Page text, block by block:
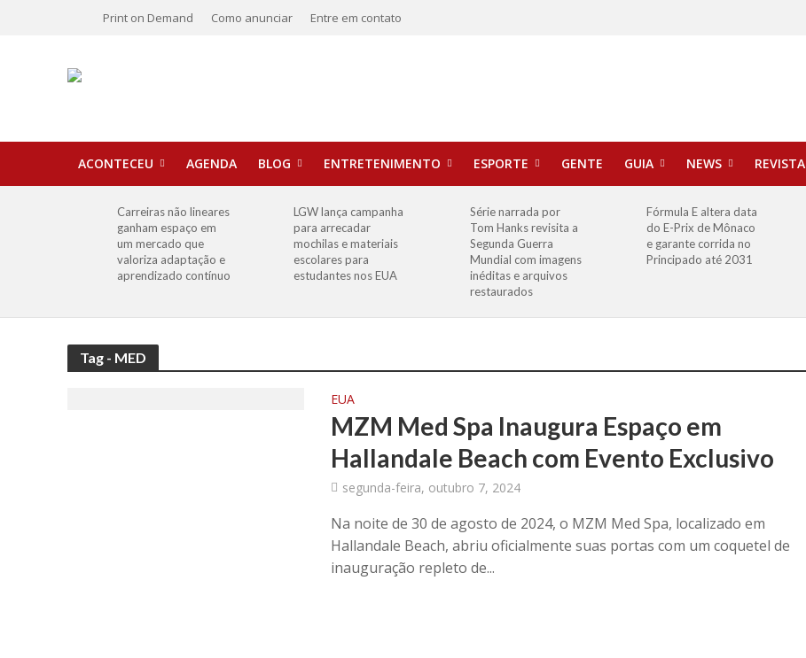
Print on Demand Como anunciar Entre em contato
ACONTECEU AGENDA BLOG ENTRETENIMENTO ESPORTE GENTE GUIA NEWS REVISTA
Carreiras não lineares
ganham espaço em
um mercado que
valoriza adaptação e
aprendizado contínuo
LGW lança campanha
para arrecadar
mochilas e materiais
escolares para
estudantes nos EUA
Série narrada por
Tom Hanks revisita a
Segunda Guerra
Mundial com imagens
inéditas e arquivos
restaurados
Fórmula E altera data
do E-Prix de Mônaco
e garante corrida no
Principado até 2031
Tag - MED
EUA
MZM Med Spa Inaugura Espaço em
Hallandale Beach com Evento Exclusivo
segunda-feira, outubro 7, 2024
Na noite de 30 de agosto de 2024, o MZM Med Spa, localizado em
Hallandale Beach, abriu oficialmente suas portas com um coquetel de
inauguração repleto de...